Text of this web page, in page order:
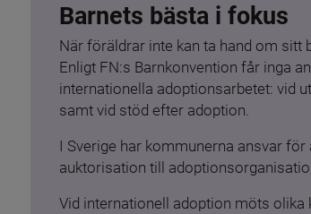
Barnets bästa i fokus
När föräldrar inte kan ta hand om sitt
Enligt FN:s Barnkonvention får inga
internationella adoptionsarbetet: vid
samt vid stöd efter adoption.
I Sverige har kommunerna ansvar
auktorisation till
Vid internationell adoption möts olika